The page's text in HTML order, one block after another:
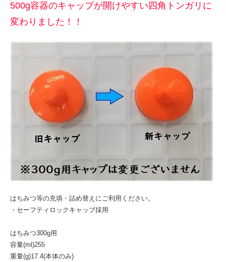
500g容器のキャップが開けやすい四角トンガリに
変わりました！！
はちみつ等の充填・詰め替えにご利用ください。
・セーフティロックキャップ採用
はちみつ300g用
容量(ml)255
重量(g)17.4(本体のみ)